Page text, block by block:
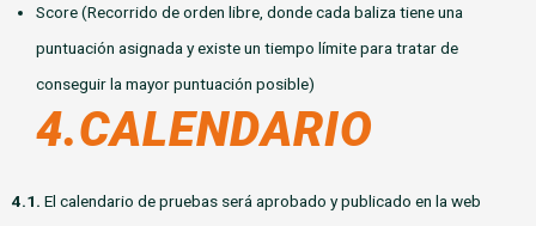
Score (Recorrido de orden libre, donde cada baliza tiene una
puntuación asignada y existe un tiempo límite para tratar de
conseguir la mayor puntuación posible)
4.CALENDARIO
4.1. El calendario de pruebas será aprobado y publicado en la web